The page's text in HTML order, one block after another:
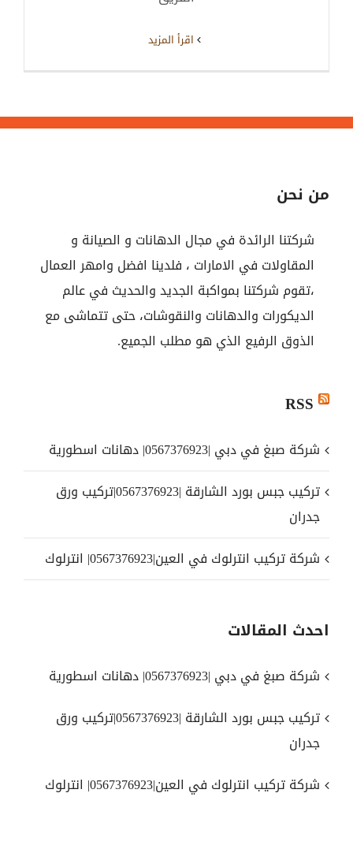
من نحن
شركتنا الرائدة في مجال الدهانات و الصيانة و
المقاولات في الامارات ، فلدينا افضل وامهر العمال
،تقوم شركتنا بمواكبة الجديد والحديث في عالم
الديكورات والدهانات والنقوشات، حتى تتماشى مع
الذوق الرفيع الذي هو مطلب الجميع.
RSS
شركة صبغ في دبي |0567376923| دهانات اسطورية
تركيب جبس بورد الشارقة |0567376923|تركيب ورق
جدران
شركة تركيب انترلوك في العين|0567376923| انترلوك
احدث المقالات
شركة صبغ في دبي |0567376923| دهانات اسطورية
تركيب جبس بورد الشارقة |0567376923|تركيب ورق
جدران
شركة تركيب انترلوك في العين|0567376923| انترلوك